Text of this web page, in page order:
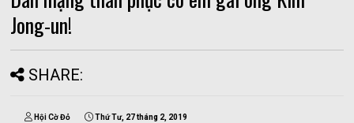
Jong-un!
SHARE:
Hội Cờ Đỏ Thứ Tư, 27 tháng 2, 2019